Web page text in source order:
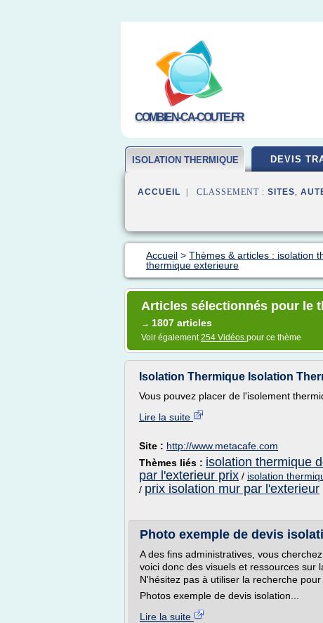
COMBIEN-CA-COUTE.FR
ISOLATION THERMIQUE DEVIS
ACCUEIL | CLASSEMENT : SITES,
Accueil > Thèmes & articles : isolation
thermique exterieure
Articles sélectionnés pour le
→ 1807 articles
Voir également254 Vidéos pour ce thème
Isolation Thermique Isolation
Vous pouvez placer de l'isolement
Lire la suite
Site : http://www.metacafe.com
Thèmes liés : isolation thermique
par l'exterieur prix / isolation
/ prix isolation mur par l'exterieur
Photo exemple de devis
A des fins administratives, vous
voici donc des visuels et ressources sur
N'hésitez pas à utiliser la recherche pour
Photos exemple de devis isolation...
Lire la suite